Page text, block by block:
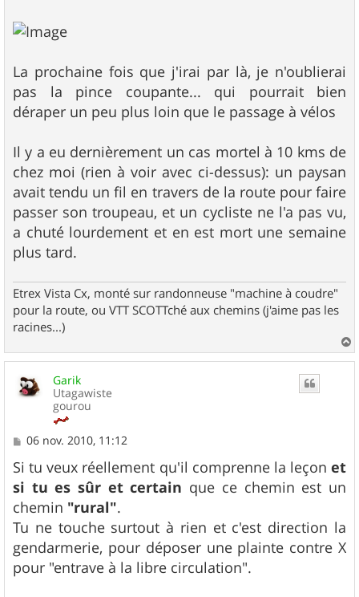
La prochaine fois que j'irai par là, je n'oublierai
pas la pince coupante... qui pourrait bien
déraper un peu plus loin que le passage à vélos
Il y a eu dernièrement un cas mortel à 10 kms de
chez moi (rien à voir avec ci-dessus): un paysan
avait tendu un fil en travers de la route pour faire
passer son troupeau, et un cycliste ne l'a pas vu,
a chuté lourdement et en est mort une semaine
plus tard.
Etrex Vista Cx, monté sur randonneuse "machine à coudre"
pour la route, ou VTT SCOTTché aux chemins (j'aime pas les
racines...)
a
Garik
Utagawiste
gourou
M
s
s
a
g
e
06 nov. 2010, 11:12
Si tu veux réellement qu'il comprenne la leçon et
si tu es sûr et certain que ce chemin est un
chemin "rural".
Tu ne touche surtout à rien et c'est direction la
gendarmerie, pour déposer une plainte contre X
pour "entrave à la libre circulation".